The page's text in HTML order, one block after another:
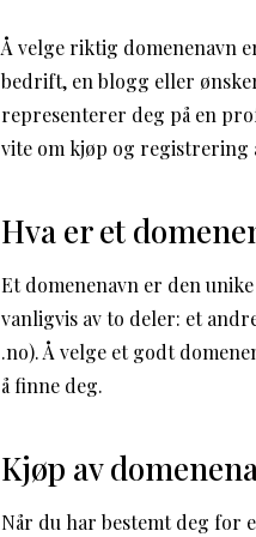
Å velge riktig domenenavn
bedrift, en blogg eller
representerer deg på en
vite om kjøp og registrering
Hva er et
Et domenenavn er den
vanligvis av to deler: et
.no). Å velge et godt
å finne deg.
Kjøp av
Når du har bestemt deg for